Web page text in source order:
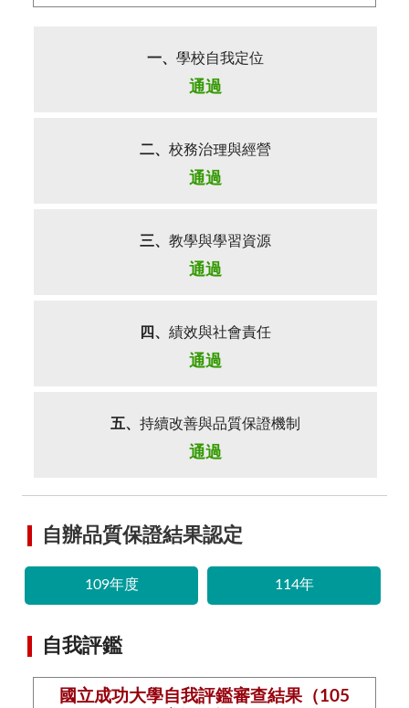
一、 學校自我定位
通過
二、 校務治理與經營
通過
三、 教學與學習資源
通過
四、 績效與社會責任
通過
五、 持續改善與品質保證機制
通過
自辦品質保證結果認定
109年度 114年
自我評鑑
國立成功大學自我評鑑審查結果（105